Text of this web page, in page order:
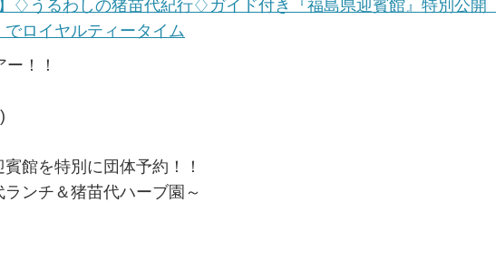
】♢うるわしの猪苗代紀行♢ガイド付き『福島県迎賓館』特別公開
ロイヤルティータイム
！！
館を特別に団体予約！！
ンチ＆猪苗代ハーブ園～